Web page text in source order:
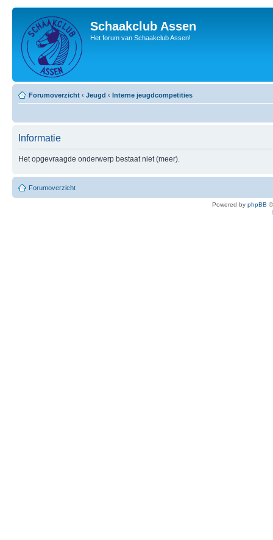
Schaakclub Assen
Het forum van Schaakclub Assen!
Forumoverzicht ‹ Jeugd ‹ Interne jeugdcompetities
Informatie
Het opgevraagde onderwerp bestaat niet (meer).
Forumoverzicht
Powered by phpBB